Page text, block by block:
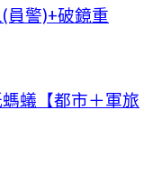
員警)+破鏡重
蟻【都市＋軍旅